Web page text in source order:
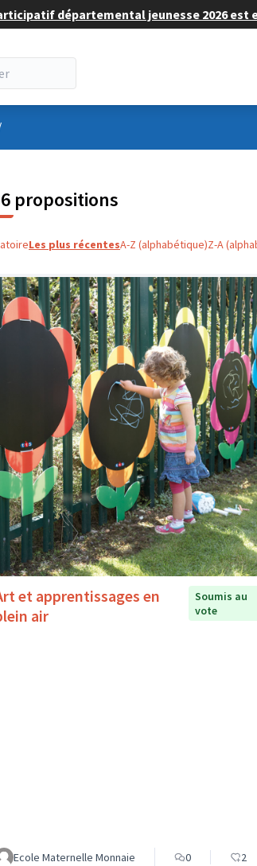
départemental jeunesse 2026 est
utilisateur
propositions
Les plus récentesA-Z (alphabétique)Z-A
et apprentissages en
air
Soumis au
vote
Ecole Maternelle Monnaie 0 2